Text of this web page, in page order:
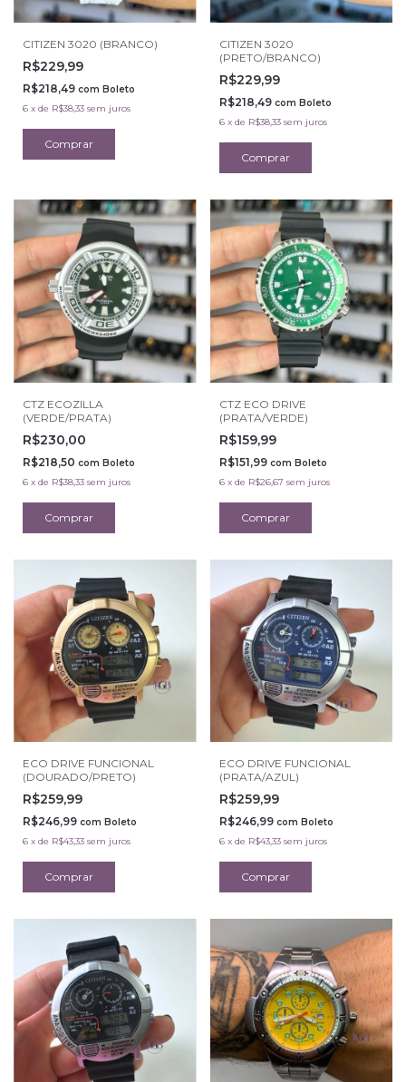
CITIZEN 3020 (BRANCO)
R$229,99
R$218,49 com Boleto
6 x de R$38,33 sem juros
CITIZEN 3020
(PRETO/BRANCO)
R$229,99
R$218,49 com Boleto
6 x de R$38,33 sem juros
CTZ ECOZILLA
(VERDE/PRATA)
R$230,00
R$218,50 com Boleto
6 x de R$38,33 sem juros
CTZ ECO DRIVE
(PRATA/VERDE)
R$159,99
R$151,99 com Boleto
6 x de R$26,67 sem juros
ECO DRIVE FUNCIONAL
(DOURADO/PRETO)
R$259,99
R$246,99 com Boleto
6 x de R$43,33 sem juros
ECO DRIVE FUNCIONAL
(PRATA/AZUL)
R$259,99
R$246,99 com Boleto
6 x de R$43,33 sem juros